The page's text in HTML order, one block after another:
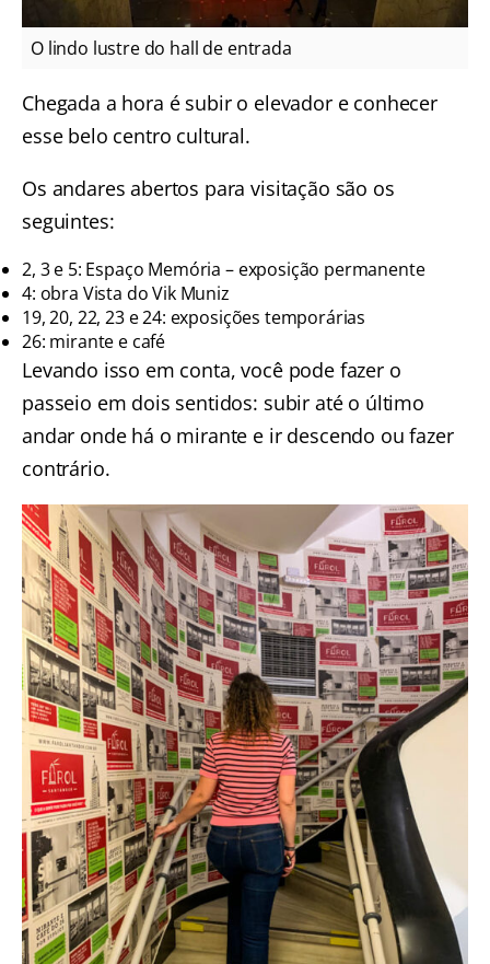
O lindo lustre do hall de entrada
Chegada a hora é subir o elevador e conhecer
esse belo centro cultural.
Os andares abertos para visitação são os
seguintes:
2, 3 e 5: Espaço Memória – exposição permanente
4: obra Vista do Vik Muniz
19, 20, 22, 23 e 24: exposições temporárias
26: mirante e café
Levando isso em conta, você pode fazer o
passeio em dois sentidos: subir até o último
andar onde há o mirante e ir descendo ou fazer
contrário.